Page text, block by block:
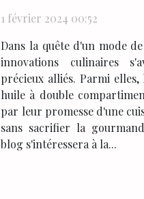
alimentaire sain
1 février 2024 00:52
Dans la quête d'un mode
innovations culinaires
précieux alliés. Parmi elles,
huile à double
par leur promesse d'une
sans sacrifier la
blog s'intéressera à la...